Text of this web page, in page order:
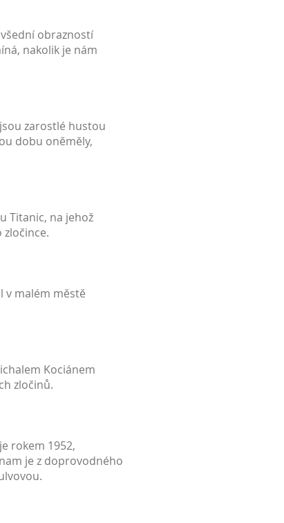
obrazností
nakolik je nám
zarostlé hustou
dobu oněměly,
Titanic, na jehož
v malém městě
Kociánem
zločinů.
rokem 1952,
je z doprovodného